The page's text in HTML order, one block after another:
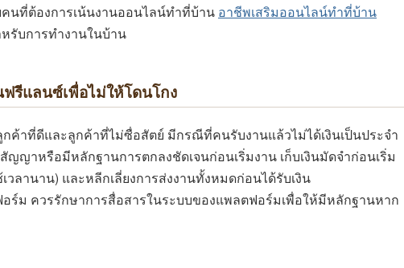
นที่ต้องการเน้นงานออนไลน์ทำที่บ้าน อาชีพเสริมออนไลน์ทำที่บ้าน
รับการทำงานในบ้าน
รีแลนซ์เพื่อไม่ให้โดนโกง
ค้าที่ดีและลูกค้าที่ไม่ซื่อสัตย์ มีกรณีที่คนรับงานแล้วไม่ได้เงินเป็นประจำ
ญาหรือมีหลักฐานการตกลงชัดเจนก่อนเริ่มงาน เก็บเงินมัดจำก่อนเริ่ม
วลานาน) และหลีกเลี่ยงการส่งงานทั้งหมดก่อนได้รับเงิน
ร์ม ควรรักษาการสื่อสารในระบบของแพลตฟอร์มเพื่อให้มีหลักฐานหาก